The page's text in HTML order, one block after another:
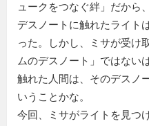
ュークをつなぐ絆」だから
デスノートに触れたライト
った。しかし、ミサが受け
ムのデスノート」ではない
触れた人間は、そのデスノ
いうことかな。
今回、ミサがライトを見つ